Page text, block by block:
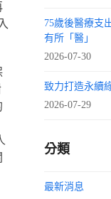
75歲後醫療支
有所「醫」
2026-07-30
致力打造永續
2026-07-29
分類
最新消息